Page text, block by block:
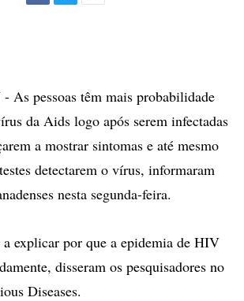
As pessoas têm mais probabilidade
da Aids logo após serem infectadas
a mostrar sintomas e até mesmo
detectarem o vírus, informaram
nesta segunda-feira.
a explicar por que a epidemia de HIV
disseram os pesquisadores no
Diseases.